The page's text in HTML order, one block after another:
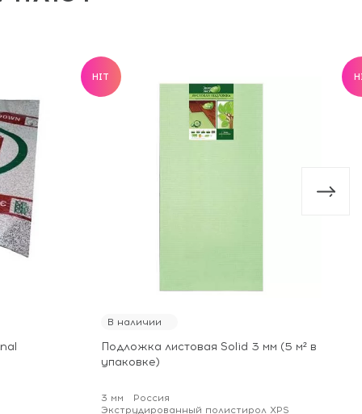
HIT
В наличии
Подложка листовая Solid 3 мм (5 м² в
упаковке)
3 мм
Россия
Экструдированный полистирол XPS